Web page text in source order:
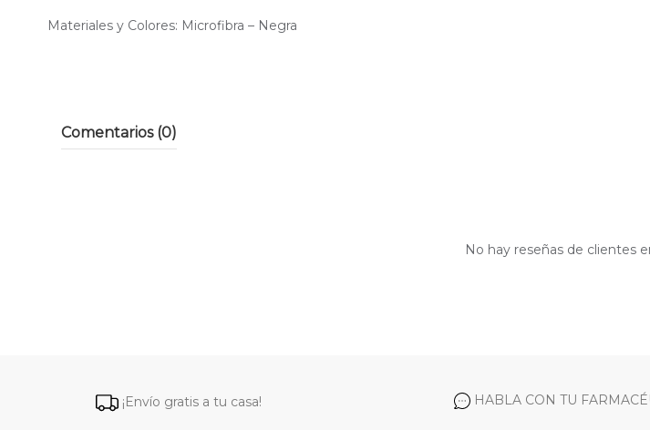
Materiales y Colores: Microfibra – Negra
Comentarios (0)
No hay reseñas de clientes
¡Envío gratis a tu casa! HABLA CON TU